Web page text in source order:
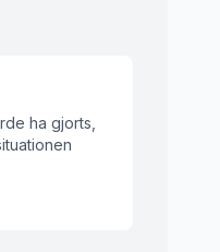
ha gjorts,